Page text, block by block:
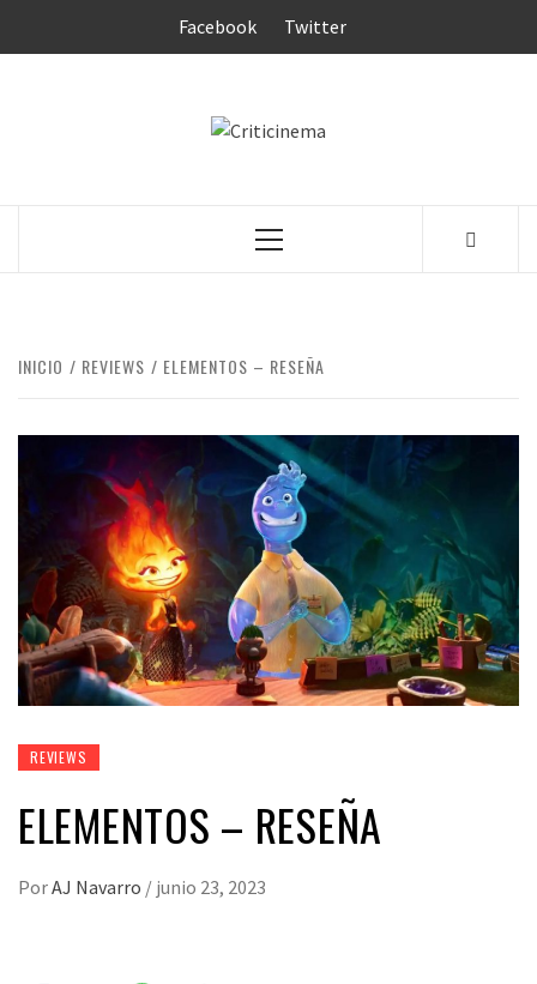
Facebook Twitter
Menú
INICIO REVIEWS ELEMENTOS – RESEÑA
REVIEWS
ELEMENTOS – RESEÑA
PorAJ Navarro / junio 23, 2023